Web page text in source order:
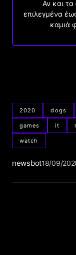
Αν και τα
επιλεγμένα
καμιά
2020 dogs
games it
watch
newsbot18/09/